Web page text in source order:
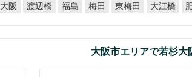
大阪 渡辺橋 福島 梅田 東梅田 大江橋
大阪市エリアで若杉大